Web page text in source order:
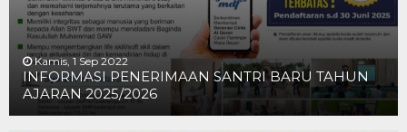
Kamis, 1 Sep 2022
INFORMASI PENERIMAAN SANTRI BARU TAHUN
AJARAN 2025/2026